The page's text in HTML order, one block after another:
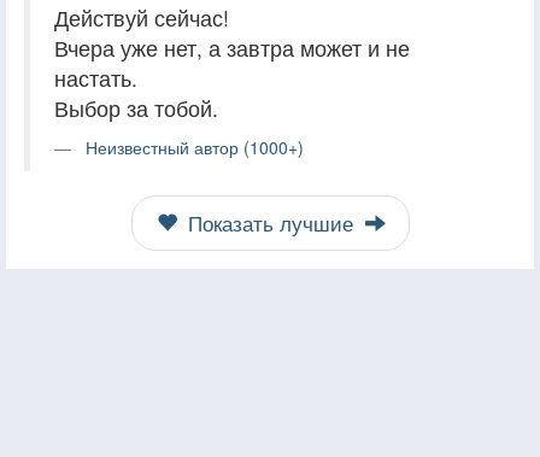
Действуй сейчас!
Вчера уже нет, а завтра может и не
настать.
Выбор за тобой.
Неизвестный автор (1000+)
Показать лучшие